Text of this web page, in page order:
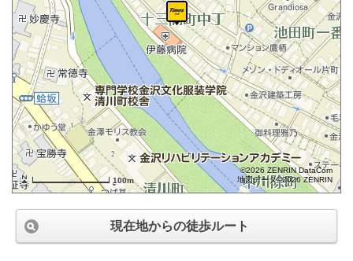
100m
©2026 ZENRIN DataCom
地図データ©2026 ZENRIN
現在地からの徒歩ルート